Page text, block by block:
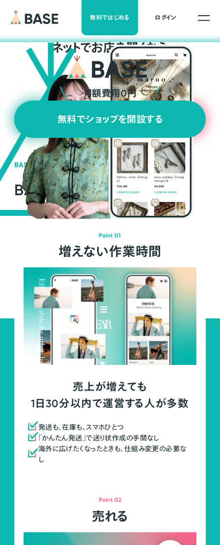
無料ではじめる ログイン
ネットでお店を開くなら
月額費用0円
無料でショップを開設する
BASEの強み
BASEが強い3つの理由
Point 01
増えない作業時間
売上が増えても
1日30分以内で運営する人が多数
発送も、在庫も、スマホひとつ
「かんたん発送」で送り状作成の手間なし
海外に広げたくなったときも、仕組み変更の必要な
し
Point 02
売れる